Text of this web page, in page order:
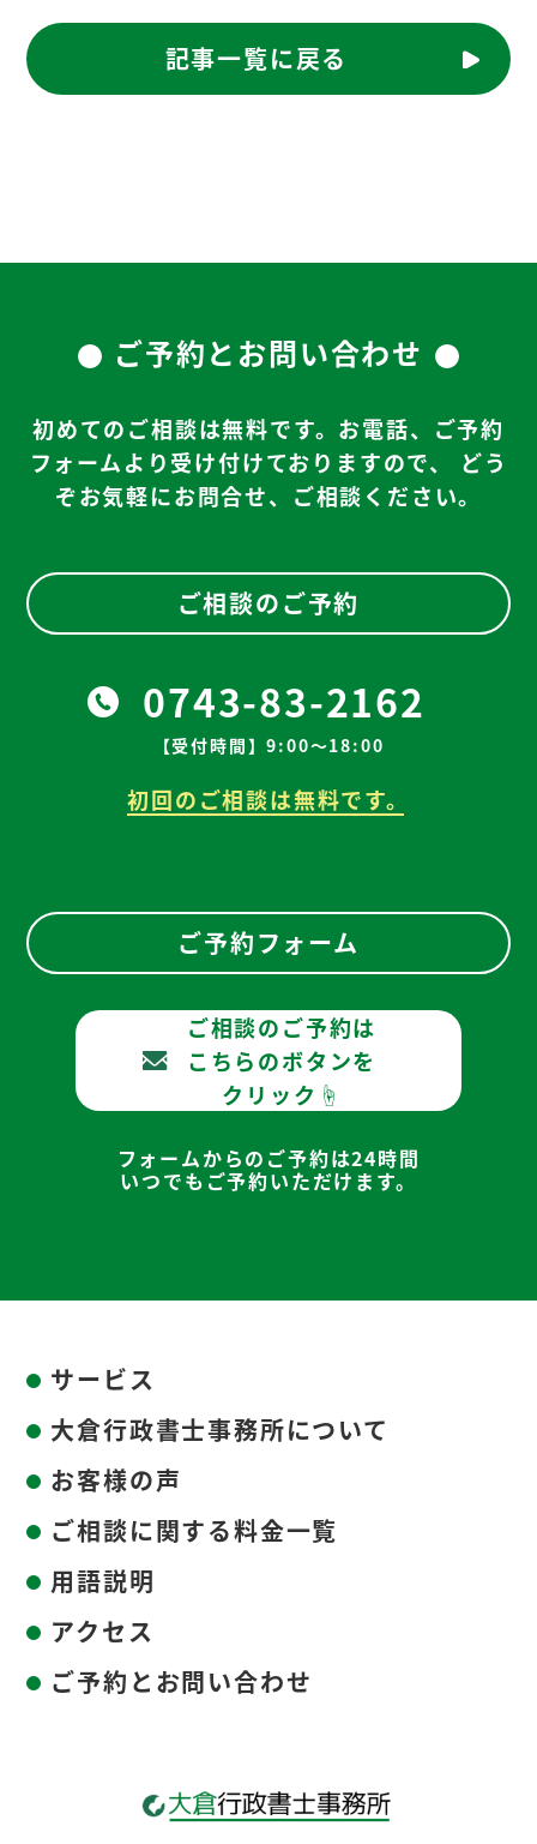
記事一覧に戻る
ご予約とお問い合わせ
初めてのご相談は無料です。お電話、ご予約
フォームより受け付けておりますので、
どう
ぞお気軽にお問合せ、ご相談ください。
ご相談のご予約
0743-83-2162
【受付時間】9:00～18:00
初回のご相談は無料です。
ご予約フォーム
ご相談のご予約は
こちらのボタンを
クリック☝
フォームからのご予約は24時間
いつでもご予約いただけます。
サービス
大倉行政書士事務所について
お客様の声
ご相談に関する料金一覧
用語説明
アクセス
ご予約とお問い合わせ